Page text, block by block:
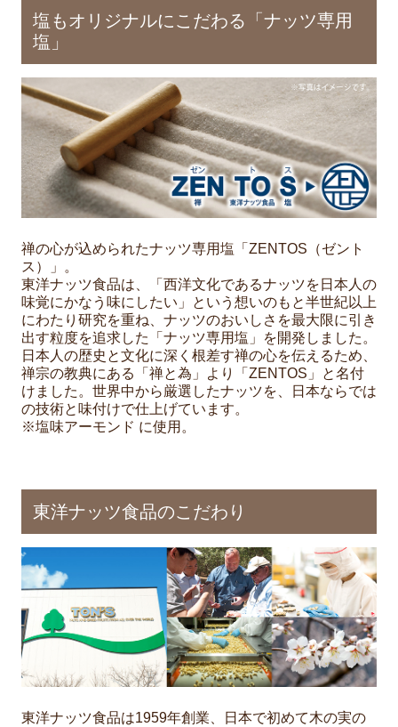
塩もオリジナルにこだわる「ナッツ専用
塩」
禅の心が込められたナッツ専用塩「ZENTOS（ゼント
ス）」。
東洋ナッツ食品は、「西洋文化であるナッツを日本人の
味覚にかなう味にしたい」という想いのもと半世紀以上
にわたり研究を重ね、ナッツのおいしさを最大限に引き
出す粒度を追求した「ナッツ専用塩」を開発しました。
日本人の歴史と文化に深く根差す禅の心を伝えるため、
禅宗の教典にある「禅と為」より「ZENTOS」と名付
けました。世界中から厳選したナッツを、日本ならでは
の技術と味付けで仕上げています。
※塩味アーモンド に使用。
東洋ナッツ食品のこだわり
東洋ナッツ食品は1959年創業、日本で初めて木の実の